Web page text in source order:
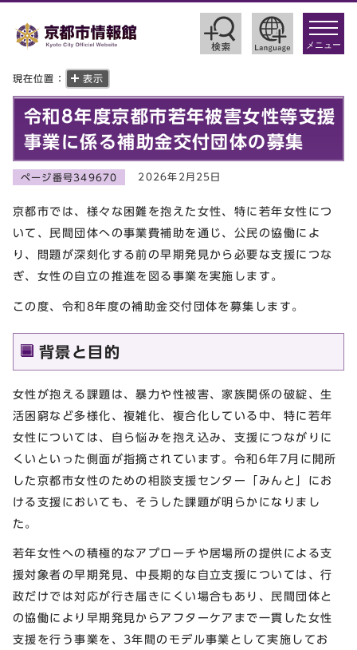
toggle
メニュー
現在位置： 表示
令和8年度京都市若年被害女性等支援
事業に係る補助金交付団体の募集
ページ番号349670 2026年2月25日
京都市では、様々な困難を抱えた女性、特に若年女性につ
いて、民間団体への事業費補助を通じ、公民の協働によ
り、問題が深刻化する前の早期発見から必要な支援につな
ぎ、女性の自立の推進を図る事業を実施します。
この度、令和8年度の補助金交付団体を募集します。
背景と目的
女性が抱える課題は、暴力や性被害、家族関係の破綻、生
活困窮など多様化、複雑化、複合化している中、特に若年
女性については、自ら悩みを抱え込み、支援につながりに
くいといった側面が指摘されています。令和6年7月に開所
した京都市女性のための相談支援センター「みんと」にお
ける支援においても、そうした課題が明らかになりまし
た。
若年女性への積極的なアプローチや居場所の提供による支
援対象者の早期発見、中長期的な自立支援については、行
政だけでは対応が行き届きにくい場合もあり、民間団体と
の協働により早期発見からアフターケアまで一貫した女性
支援を行う事業を、3年間のモデル事業として実施してお